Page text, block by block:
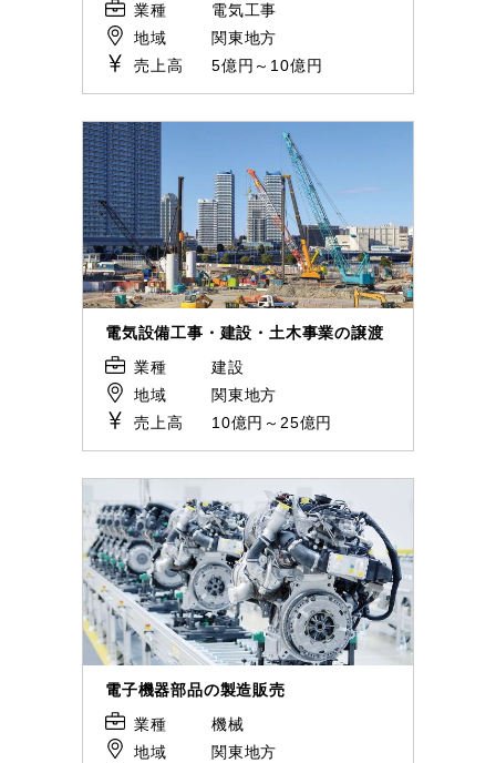
業種
電気工事
地域
関東地方
売上高
5億円～10億円
電気設備工事・建設・土木事業の譲渡
業種
建設
地域
関東地方
売上高
10億円～25億円
電子機器部品の製造販売
業種
機械
地域
関東地方